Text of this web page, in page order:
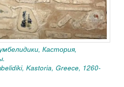
Кастория,
Kastoria, Greece, 1260-